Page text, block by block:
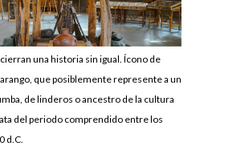
una historia sin igual. Ícono de
que posiblemente represente a un
de linderos o ancestro de la cultura
del periodo comprendido entre los
d.C.